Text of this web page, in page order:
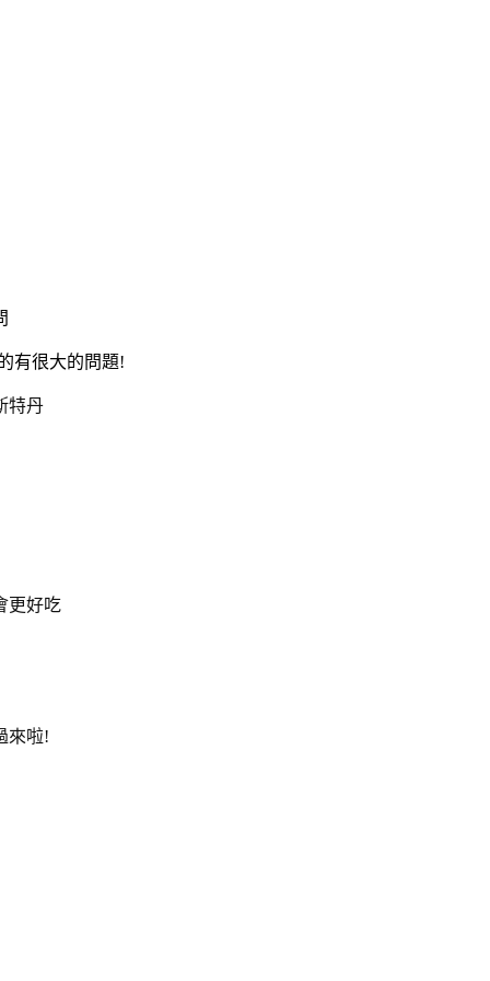
有很大的問題!
特丹
更好吃
來啦!